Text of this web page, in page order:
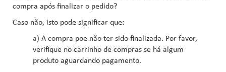
compra após finalizar o pedido?
Caso não, isto pode significar que:
a) A compra poe não ter sido finalizada. Por favor,
verifique no carrinho de compras se há algum
produto aguardando pagamento.